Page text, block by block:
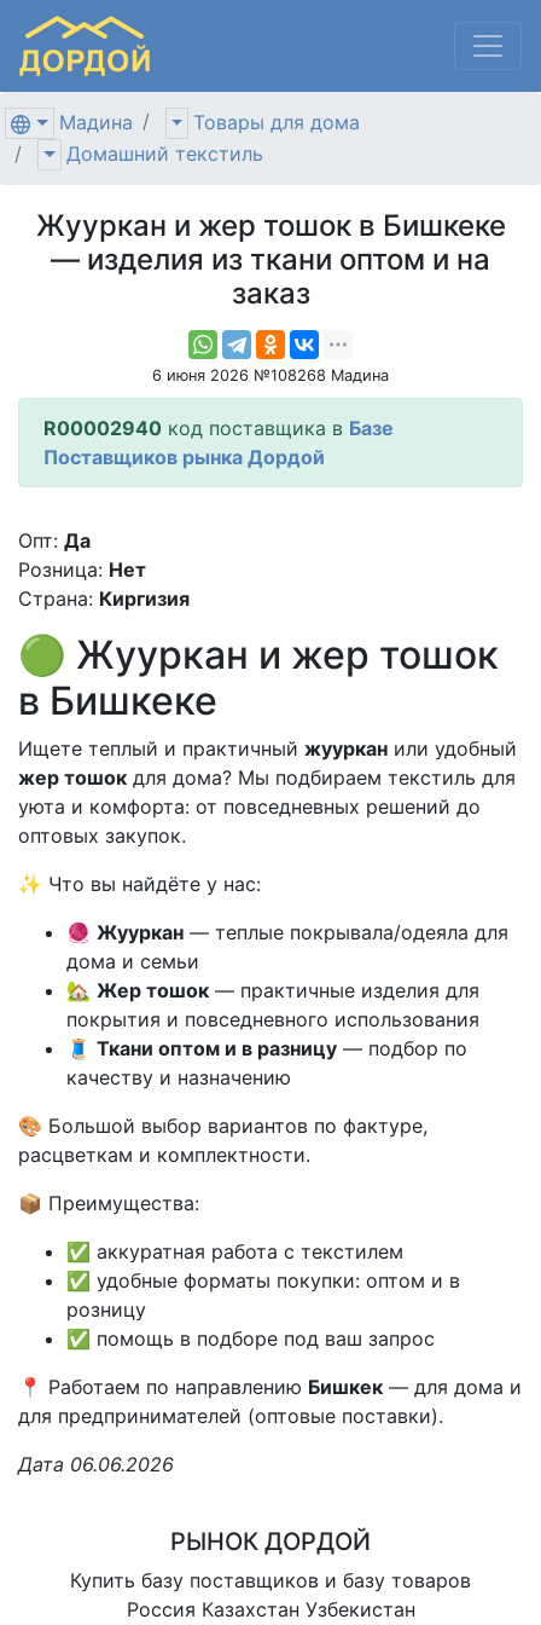
Мадина
Товары для дома
Домашний текстиль
Жууркан и жер тошок в Бишкеке
— изделия из ткани оптом и на
заказ
6 июня 2026 №108268 Мадина
R00002940 код поставщика в Базе
Поставщиков рынка Дордой
Опт: Да
Розница: Нет
Страна: Киргизия
🟢 Жууркан и жер тошок
в Бишкеке
Ищете теплый и практичный жууркан или удобный
жер тошок для дома? Мы подбираем текстиль для
уюта и комфорта: от повседневных решений до
оптовых закупок.
✨ Что вы найдёте у нас:
🧶 Жууркан — теплые покрывала/одеяла для
дома и семьи
🏡 Жер тошок — практичные изделия для
покрытия и повседневного использования
🧵 Ткани оптом и в разницу — подбор по
качеству и назначению
🎨 Большой выбор вариантов по фактуре,
расцветкам и комплектности.
📦 Преимущества:
✅ аккуратная работа с текстилем
✅ удобные форматы покупки: оптом и в
розницу
✅ помощь в подборе под ваш запрос
📍 Работаем по направлению Бишкек — для дома и
для предпринимателей (оптовые поставки).
Дата 06.06.2026
РЫНОК ДОРДОЙ
Купить базу поставщиков и базу товаров
Россия Казахстан Узбекистан